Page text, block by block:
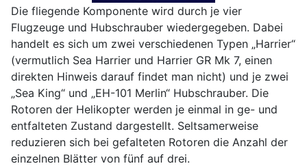
Die fliegende Komponente wird durch je vier
Flugzeuge und Hubschrauber wiedergegeben. Dabei
handelt es sich um zwei verschiedenen Typen „Harrier“
(vermutlich Sea Harrier und Harrier GR Mk 7, einen
direkten Hinweis darauf findet man nicht) und je zwei
„Sea King“ und „EH-101 Merlin“ Hubschrauber. Die
Rotoren der Helikopter werden je einmal in ge- und
entfalteten Zustand dargestellt. Seltsamerweise
reduzieren sich bei gefalteten Rotoren die Anzahl der
einzelnen Blätter von fünf auf drei.